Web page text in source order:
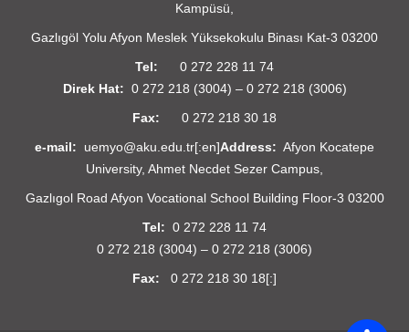
Kampüsü,
Gazlıgöl Yolu Afyon Meslek Yüksekokulu Binası Kat-3 03200
Tel: 0 272 228 11 74
Direk Hat: 0 272 218 (3004) – 0 272 218 (3006)
Fax: 0 272 218 30 18
e-mail: uemyo@aku.edu.tr[:en]Address: Afyon Kocatepe
University, Ahmet Necdet Sezer Campus,
Gazlıgol Road Afyon Vocational School Building Floor-3 03200
Tel: 0 272 228 11 74
0 272 218 (3004) – 0 272 218 (3006)
Fax: 0 272 218 30 18[:]